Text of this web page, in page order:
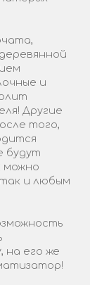
и
Другие
того,
будут
можно
и любым
на его же